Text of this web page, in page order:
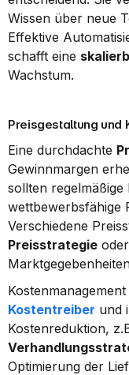
Wissen über neue
Effektive
schafft eine
Wachstum.
Preisgestaltung und
Eine durchdachte
Gewinnmargen
sollten
wettbewerbsfähige
Verschiedene
Preisstrategie
Kostentreiber und
Optimierung der